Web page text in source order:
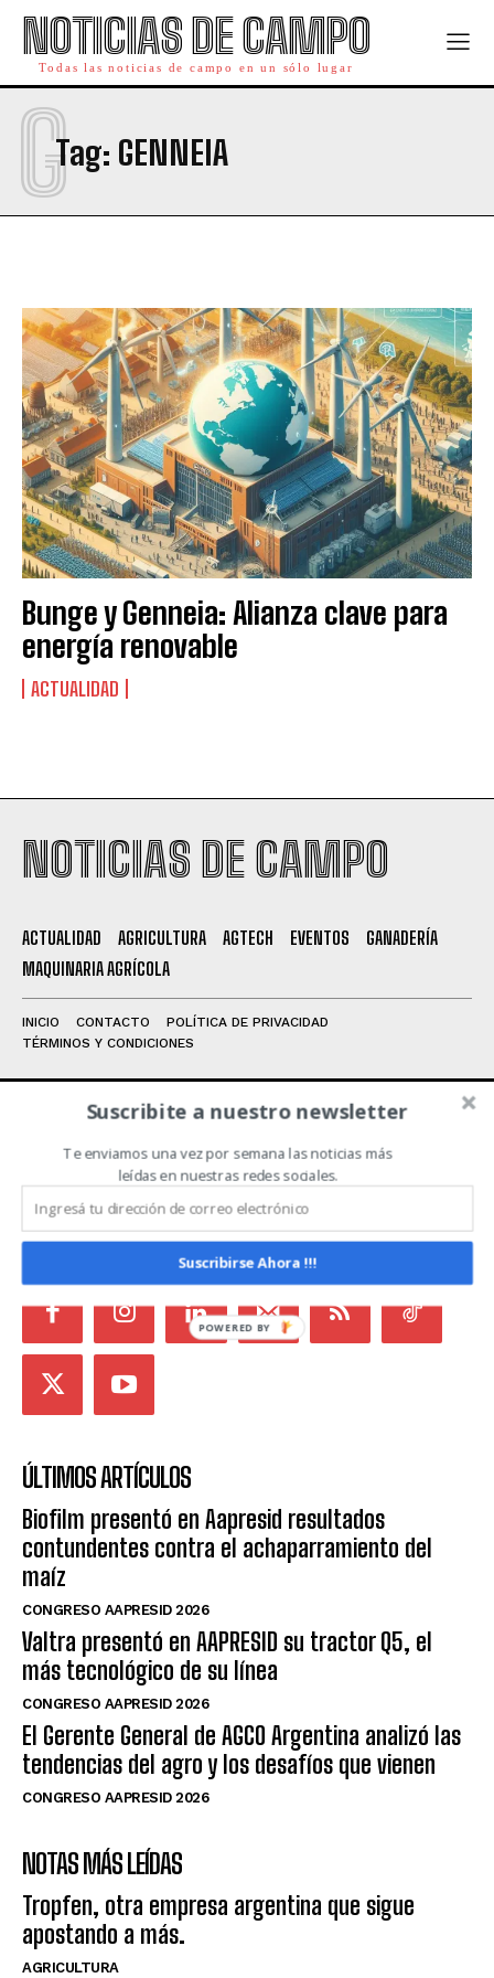
Leí y acepto laPolítica de Privacidad
NOTICIAS DE CAMPO
Todas las noticias de campo en un sólo lugar
Tag: GENNEIA
G
Bunge y Genneia: Alianza clave para
energía renovable
ACTUALIDAD
NOTICIAS DE CAMPO
ACTUALIDAD AGRICULTURA AGTECH EVENTOS
GANADERÍA
MAQUINARIA AGRÍCOLA
INICIO CONTACTO
POLÍTICA DE PRIVACIDAD
TÉRMINOS Y CONDICIONES
ACERCA DE NOSOTROS
Noticias de Campo es un medio independiente
focalizado en Redes Sociales que intenta aglutinar
todas las noticias del sector en un sólo lugar.
ÚLTIMOS ARTÍCULOS
Biofilm presentó en Aapresid resultados
contundentes contra el achaparramiento del
maíz
CONGRESO AAPRESID 2026
Valtra presentó en AAPRESID su tractor Q5, el
más tecnológico de su línea
CONGRESO AAPRESID 2026
El Gerente General de AGCO Argentina analizó las
tendencias del agro y los desafíos que vienen
CONGRESO AAPRESID 2026
NOTAS MÁS LEÍDAS
Tropfen, otra empresa argentina que sigue
apostando a más.
AGRICULTURA
Suscribite a nuestro newsletter
Te enviamos una vez por semana las noticias más
leídas en nuestras redes sociales.
Suscribirse Ahora !!!
POWERED